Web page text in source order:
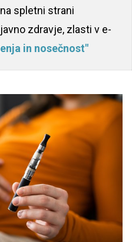
spletni strani
zdravje, zlasti v e-
in nosečnost"